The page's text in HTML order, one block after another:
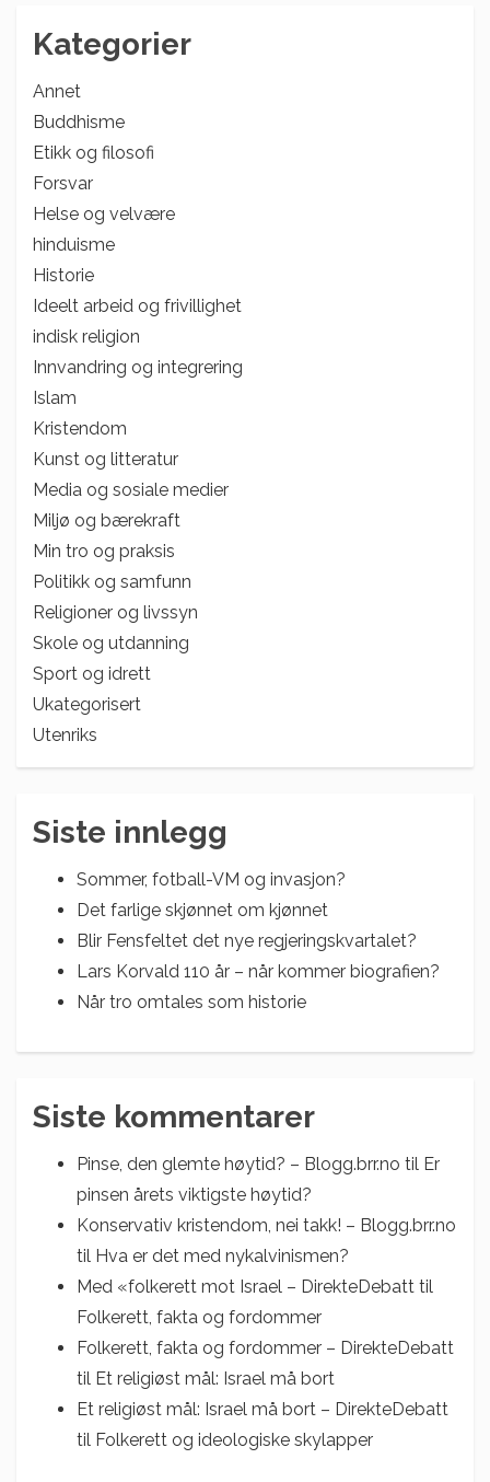
Kategorier
Annet
Buddhisme
Etikk og filosofi
Forsvar
Helse og velvære
hinduisme
Historie
Ideelt arbeid og frivillighet
indisk religion
Innvandring og integrering
Islam
Kristendom
Kunst og litteratur
Media og sosiale medier
Miljø og bærekraft
Min tro og praksis
Politikk og samfunn
Religioner og livssyn
Skole og utdanning
Sport og idrett
Ukategorisert
Utenriks
Siste innlegg
Sommer, fotball-VM og invasjon?
Det farlige skjønnet om kjønnet
Blir Fensfeltet det nye regjeringskvartalet?
Lars Korvald 110 år – når kommer biografien?
Når tro omtales som historie
Siste kommentarer
Pinse, den glemte høytid? – Blogg.brr.no til Er
pinsen årets viktigste høytid?
Konservativ kristendom, nei takk! – Blogg.brr.no
til Hva er det med nykalvinismen?
Med «folkerett mot Israel – DirekteDebatt til
Folkerett, fakta og fordommer
Folkerett, fakta og fordommer – DirekteDebatt
til Et religiøst mål: Israel må bort
Et religiøst mål: Israel må bort – DirekteDebatt
til Folkerett og ideologiske skylapper